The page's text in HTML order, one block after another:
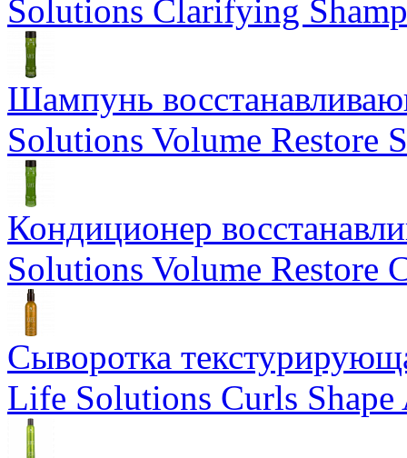
Solutions Clarifying
Шампунь
Solutions Volume Restore
Кондиционер
Solutions Volume Restore
Сыворотка
Life Solutions Curls